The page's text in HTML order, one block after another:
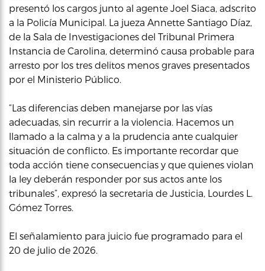
presentó los cargos junto al agente Joel Siaca, adscrito
a la Policía Municipal. La jueza Annette Santiago Díaz,
de la Sala de Investigaciones del Tribunal Primera
Instancia de Carolina, determinó causa probable para
arresto por los tres delitos menos graves presentados
por el Ministerio Público.
“Las diferencias deben manejarse por las vías
adecuadas, sin recurrir a la violencia. Hacemos un
llamado a la calma y a la prudencia ante cualquier
situación de conflicto. Es importante recordar que
toda acción tiene consecuencias y que quienes violan
la ley deberán responder por sus actos ante los
tribunales”, expresó la secretaria de Justicia, Lourdes L.
Gómez Torres.
El señalamiento para juicio fue programado para el
20 de julio de 2026.